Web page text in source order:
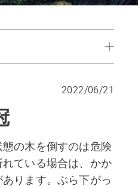
2022/06/21
の木を倒すのは危険
ている場合は、かか
ります。ぶら下がっ